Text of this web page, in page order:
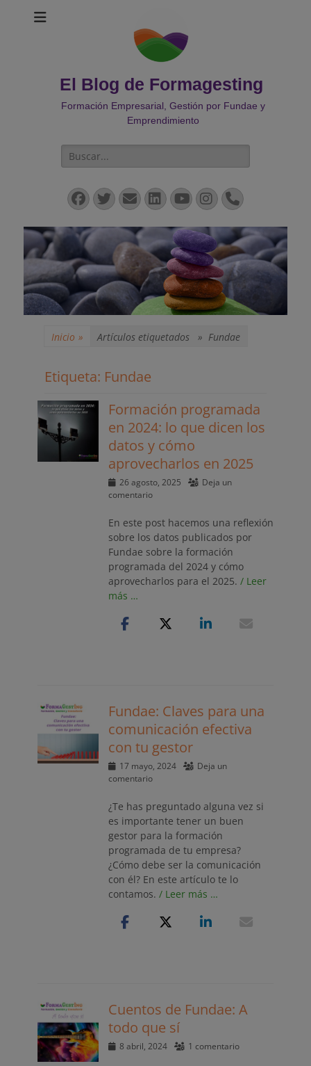
El Blog de Formagesting
Formación Empresarial, Gestión por Fundae y
Emprendimiento
Buscar:
Facebook
Twitter
Correo
electrónico
LinkedIn
YouTube
Instagram
Teléfono
Inicio » Artículos etiquetados » Fundae
Etiqueta: Fundae
Formación programada
en 2024: lo que dicen los
datos y cómo
aprovecharlos en 2025
Publicado
el
26 agosto, 2025
Deja un
comentario
En este post hacemos una reflexión
sobre los datos publicados por
Fundae sobre la formación
programada del 2024 y cómo
aprovecharlos para el 2025. / Leer
más …
Fundae: Claves para una
comunicación efectiva
con tu gestor
Publicado
el
17 mayo, 2024
Deja un
comentario
¿Te has preguntado alguna vez si
es importante tener un buen
gestor para la formación
programada de tu empresa?
¿Cómo debe ser la comunicación
con él? En este artículo te lo
contamos. / Leer más …
Cuentos de Fundae: A
todo que sí
Publicado
8 abril, 2024 1 comentario